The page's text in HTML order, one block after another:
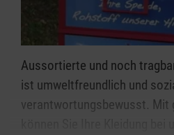
Aussortierte und noch
ist umweltfreundlich und
verantwortungsbewusst. Mit